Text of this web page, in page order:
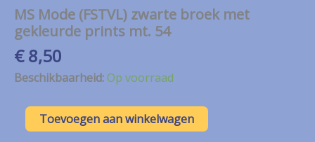
MS Mode (FSTVL) zwarte broek met
gekleurde prints mt. 54
€8,50
Beschikbaarheid:Op voorraad
MS
Mode Toevoegen aan winkelwagen